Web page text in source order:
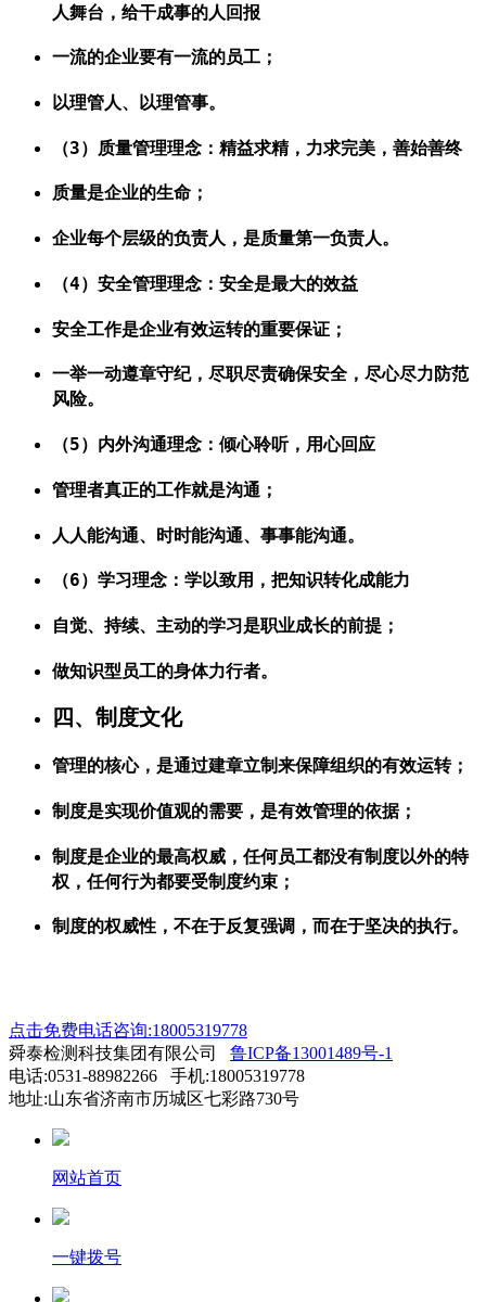
人舞台，给干成事的人回报
一流的企业要有一流的员工；
以理管人、以理管事。
（3）质量管理理念：精益求精，力求完美，善始善终
质量是企业的生命；
企业每个层级的负责人，是质量第一负责人。
（4）安全管理理念：安全是最大的效益
安全工作是企业有效运转的重要保证；
一举一动遵章守纪，尽职尽责确保安全，尽心尽力防范
风险。
（5）内外沟通理念：倾心聆听，用心回应
管理者真正的工作就是沟通；
人人能沟通、时时能沟通、事事能沟通。
（6）学习理念：学以致用，把知识转化成能力
自觉、持续、主动的学习是职业成长的前提；
做知识型员工的身体力行者。
四、制度文化
管理的核心，是通过建章立制来保障组织的有效运转；
制度是实现价值观的需要，是有效管理的依据；
制度是企业的最高权威，任何员工都没有制度以外的特
权，任何行为都要受制度约束；
制度的权威性，不在于反复强调，而在于坚决的执行。
点击免费电话咨询:18005319778
舜泰检测科技集团有限公司 鲁ICP备13001489号-1
电话:0531-88982266 手机:18005319778
地址:山东省济南市历城区七彩路730号
网站首页
一键拨号